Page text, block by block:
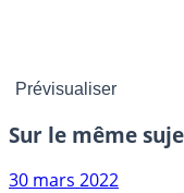
Sur le même sujet